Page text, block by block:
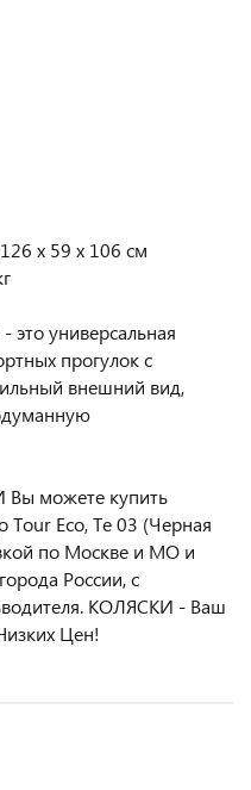
x 59 x 106 см
это универсальная
прогулок с
внешний вид,
Вы можете купить
Eco, Te 03 (Черная
по Москве и МО и
России, с
КОЛЯСКИ - Ваш
Цен!